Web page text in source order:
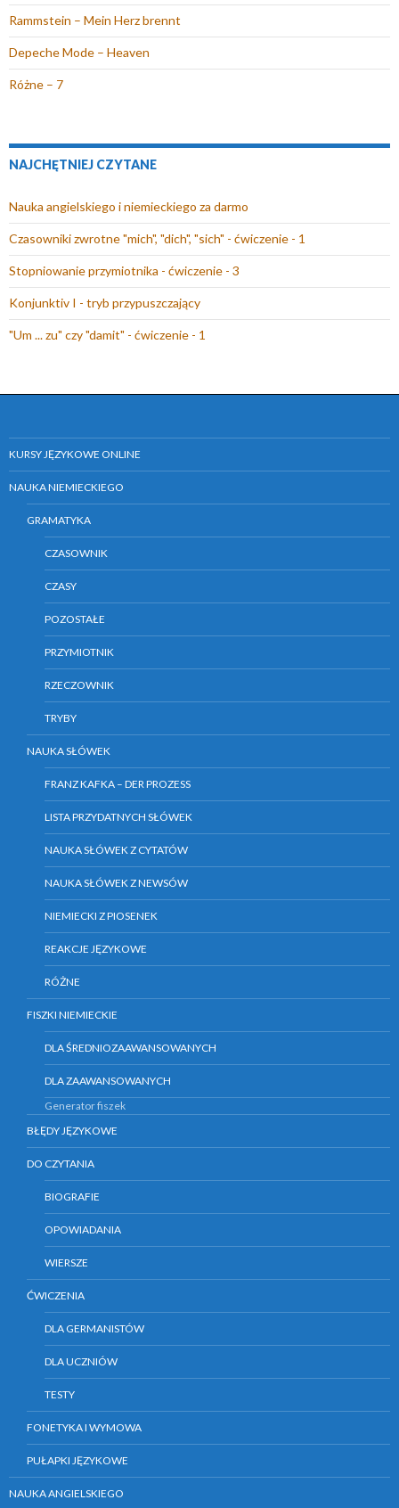
)w
n
o
w
y
k
i
e
)
n
o
w
y
m
n
e
)
o
w
y
m
o
i
)
e
)
t
w
i
e
i
w
n
o
w
y
m
o
i
)
Rammstein – Mein Herz brennt
Depeche Mode – Heaven
Różne – 7
NAJCHĘTNIEJ CZYTANE
Nauka angielskiego i niemieckiego za darmo
Czasowniki zwrotne "mich", "dich", "sich" - ćwiczenie - 1
Stopniowanie przymiotnika - ćwiczenie - 3
Konjunktiv I - tryb przypuszczający
"Um ... zu" czy "damit" - ćwiczenie - 1
KURSY JĘZYKOWE ONLINE
NAUKA NIEMIECKIEGO
GRAMATYKA
CZASOWNIK
CZASY
POZOSTAŁE
PRZYMIOTNIK
RZECZOWNIK
TRYBY
NAUKA SŁÓWEK
FRANZ KAFKA – DER PROZESS
LISTA PRZYDATNYCH SŁÓWEK
NAUKA SŁÓWEK Z CYTATÓW
NAUKA SŁÓWEK Z NEWSÓW
NIEMIECKI Z PIOSENEK
REAKCJE JĘZYKOWE
RÓŻNE
FISZKI NIEMIECKIE
DLA ŚREDNIOZAAWANSOWANYCH
DLA ZAAWANSOWANYCH
Generator fiszek
BŁĘDY JĘZYKOWE
DO CZYTANIA
BIOGRAFIE
OPOWIADANIA
WIERSZE
ĆWICZENIA
DLA GERMANISTÓW
DLA UCZNIÓW
TESTY
FONETYKA I WYMOWA
PUŁAPKI JĘZYKOWE
NAUKA ANGIELSKIEGO